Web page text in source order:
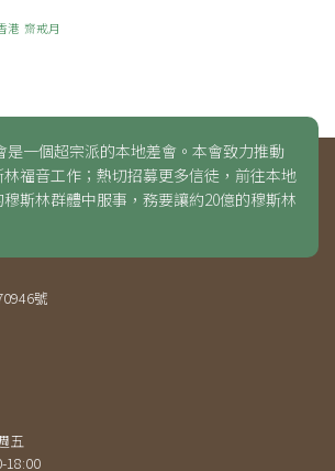
港 齋戒月
是一個超宗派的本地差會。本會致力推動
福音工作；熱切招募更多信徒，前往本地
斯林群體中服事，務要讓約20億的穆斯林
號
五
18:00